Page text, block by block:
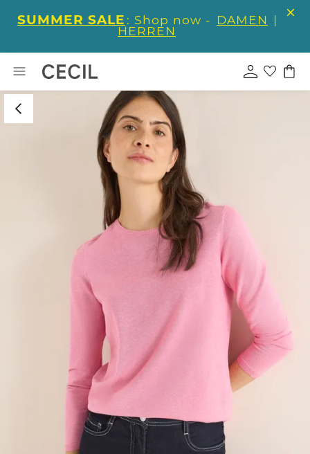
SUMMER SALE : Shop now - DAMEN |
HERREN